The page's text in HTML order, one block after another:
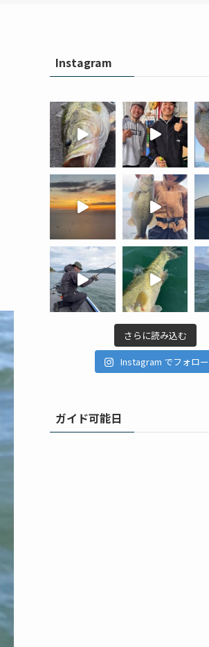
Instagram
さらに読み込む
Instagram でフォロー
ガイド可能日